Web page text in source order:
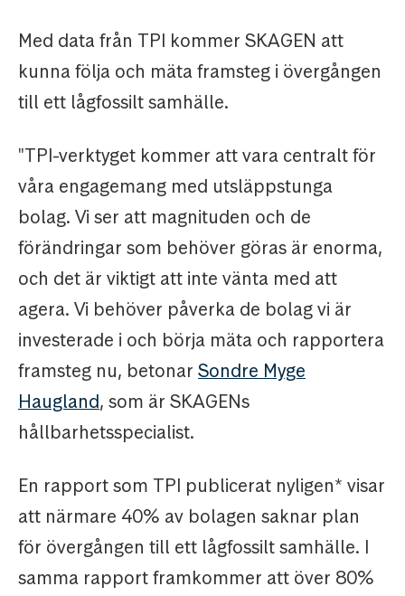
Med data från TPI kommer SKAGEN att
kunna följa och mäta framsteg i övergången
till ett lågfossilt samhälle.
"TPI-verktyget kommer att vara centralt för
våra engagemang med utsläppstunga
bolag. Vi ser att magnituden och de
förändringar som behöver göras är enorma,
och det är viktigt att inte vänta med att
agera. Vi behöver påverka de bolag vi är
investerade i och börja mäta och rapportera
framsteg nu, betonar Sondre Myge
Haugland, som är SKAGENs
hållbarhetsspecialist.
En rapport som TPI publicerat nyligen* visar
att närmare 40% av bolagen saknar plan
för övergången till ett lågfossilt samhälle. I
samma rapport framkommer att över 80%